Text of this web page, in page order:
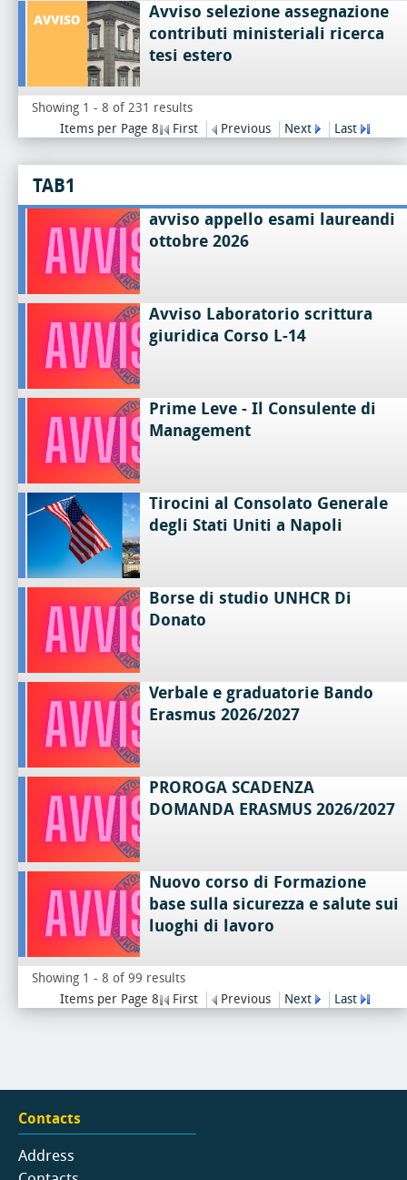
Avviso selezione assegnazione
contributi ministeriali ricerca
tesi estero
Showing 1 - 8 of 231 results
Items per Page 8
First Previous Next Last
TAB1
avviso appello esami laureandi
ottobre 2026
Avviso Laboratorio scrittura
giuridica Corso L-14
Prime Leve - Il Consulente di
Management
Tirocini al Consolato Generale
degli Stati Uniti a Napoli
Borse di studio UNHCR Di
Donato
Verbale e graduatorie Bando
Erasmus 2026/2027
PROROGA SCADENZA
DOMANDA ERASMUS 2026/2027
Nuovo corso di Formazione
base sulla sicurezza e salute sui
luoghi di lavoro
Showing 1 - 8 of 99 results
Items per Page 8
First Previous Next Last
Contacts
Address